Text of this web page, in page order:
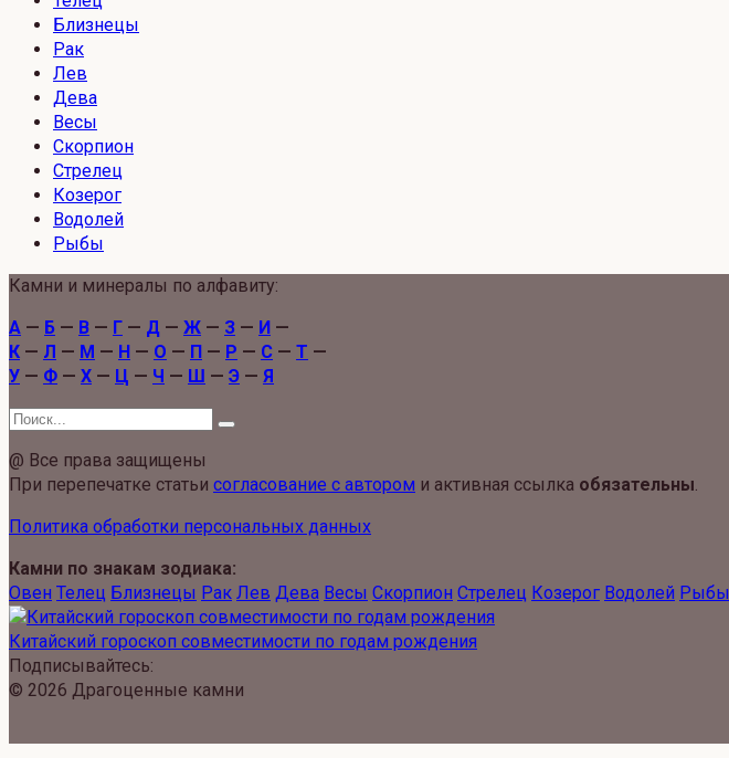
Близнецы
Рак
Лев
Дева
Весы
Скорпион
Стрелец
Козерог
Водолей
Рыбы
Камни и минералы по алфавиту:
А — Б — В — Г — Д — Ж — З — И —
К — Л — М — Н — О — П — Р — С — Т —
У — Ф — Х — Ц — Ч — Ш — Э — Я
Search
@ Все права защищены
При перепечатке статьи согласование с автором и активная ссылка обязательны.
Политика обработки персональных данных
Камни по знакам зодиака:
Овен Телец Близнецы Рак Лев Дева Весы Скорпион Стрелец Козерог Водолей Рыбы
Китайский гороскоп совместимости по годам рождения
Подписывайтесь:
© 2026 Драгоценные камни